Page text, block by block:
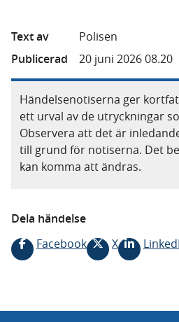
Text av
Polisen
Publicerad
20 juni 2026 08.20
Händelsenotiserna ger
ett urval av de utryckningar
Observera att det är
till grund för notiserna. Det
kan komma att ändras.
Dela händelse
Facebook
X